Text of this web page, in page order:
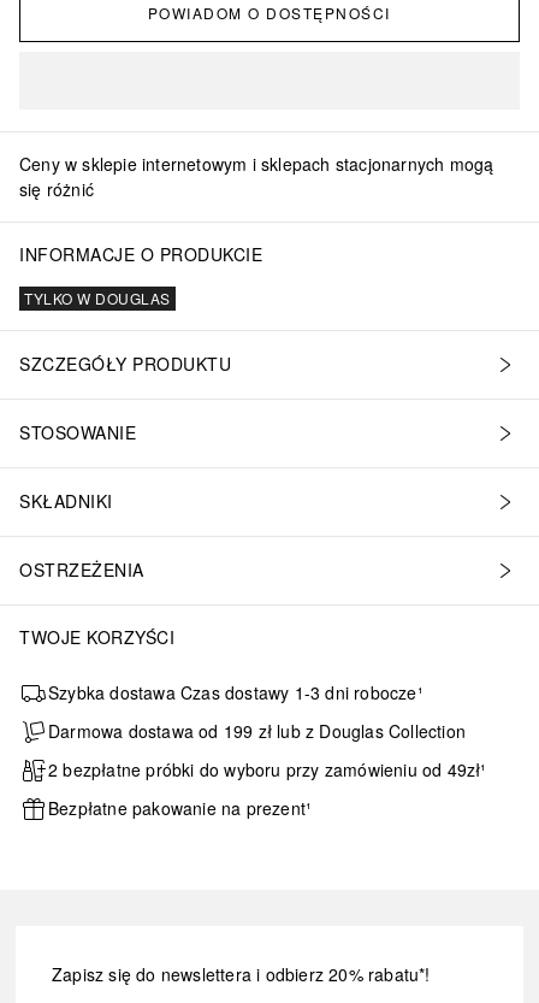
POWIADOM O DOSTĘPNOŚCI
Ceny w sklepie internetowym i sklepach stacjonarnych mogą
się różnić
INFORMACJE O PRODUKCIE
TYLKO W DOUGLAS
SZCZEGÓŁY PRODUKTU
STOSOWANIE
SKŁADNIKI
OSTRZEŻENIA
TWOJE KORZYŚCI
Szybka dostawa Czas dostawy 1-3 dni robocze¹
Darmowa dostawa od 199 zł lub z Douglas Collection
2 bezpłatne próbki do wyboru przy zamówieniu od 49zł¹
Bezpłatne pakowanie na prezent¹
Zapisz się do newslettera i odbierz 20% rabatu*!